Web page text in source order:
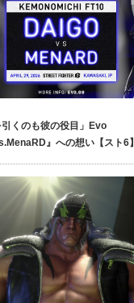
引くのも彼の役目」Evo
』への想い【スト6】